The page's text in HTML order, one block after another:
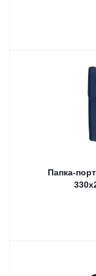
Папка-